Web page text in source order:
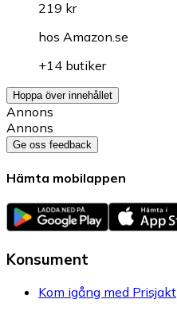
219 kr
hos Amazon.se
+14 butiker
Hoppa över innehållet
Annons
Annons
Ge oss feedback
Hämta mobilappen
Konsument
Kom igång med Prisjakt